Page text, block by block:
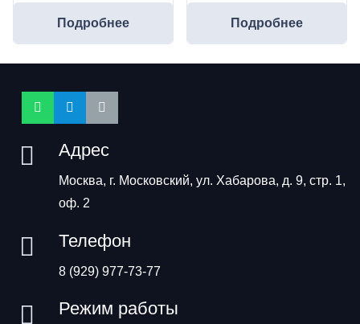
Подробнее Подробнее
Адрес
Москва, г. Московский, ул. Хабарова, д. 9, стр. 1,
оф. 2
Телефон
8 (929) 977-73-77
Режим работы